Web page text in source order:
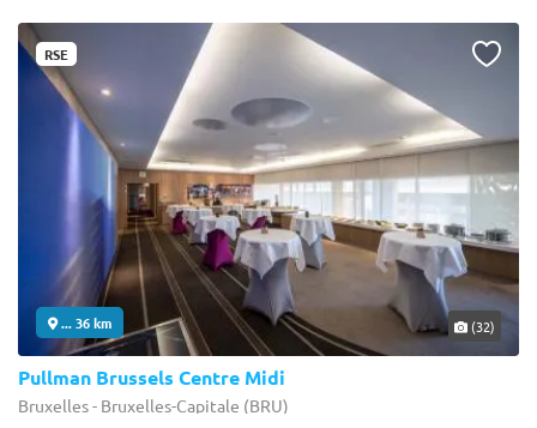
RSE
... 36 km (32)
Pullman Brussels Centre Midi
Bruxelles - Bruxelles-Capitale (BRU)